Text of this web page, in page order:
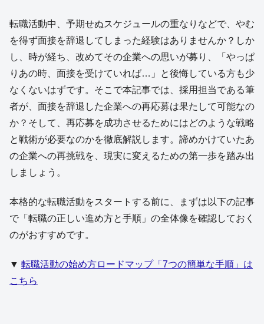
転職活動中、予期せぬスケジュールの重なりなどで、やむ
を得ず面接を辞退してしまった経験はありませんか？しか
し、時が経ち、改めてその企業への思いが募り、「やっぱ
りあの時、面接を受けていれば…」と後悔している方も少
なくないはずです。そこで本記事では、採用担当である筆
者が、面接を辞退した企業への再応募は果たして可能なの
か？そして、再応募を成功させるためにはどのような戦略
と戦術が必要なのかを徹底解説します。諦めかけていたあ
の企業への再挑戦を、現実に変えるための第一歩を踏み出
しましょう。
本格的な転職活動をスタートする前に、まずは以下の記事
で「転職の正しい進め方と手順」の全体像を確認しておく
のがおすすめです。
▼ 転職活動の始め方ロードマップ「7つの簡単な手順」は
こちら